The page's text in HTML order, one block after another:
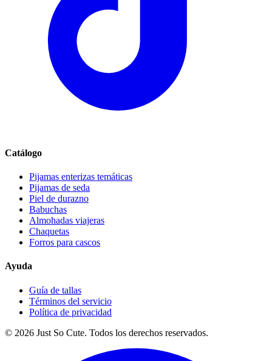
Catálogo
Pijamas enterizas temáticas
Pijamas de seda
Piel de durazno
Babuchas
Almohadas viajeras
Chaquetas
Forros para cascos
Ayuda
Guía de tallas
Términos del servicio
Política de privacidad
© 2026 Just So Cute. Todos los derechos reservados.